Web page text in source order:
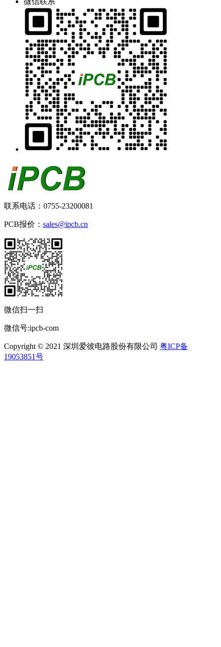
联系电话：0755-23200081
PCB报价： sales@ipcb.cn
微信扫一扫
微信号:ipcb-com
Copyright © 2021 深圳爱彼电路股份有限公司 粤ICP备
19053851号